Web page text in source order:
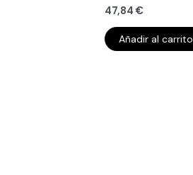
47,84 €
Añadir al carrito